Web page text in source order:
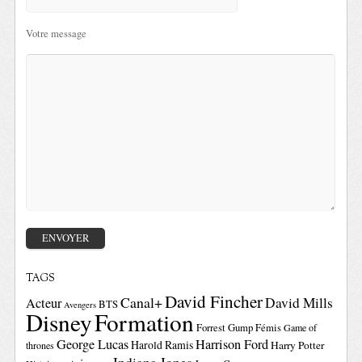
Votre message
TAGS
Acteur Avengers BTSCanal+David FincherDavid Mills
DisneyFormationForrest GumpFémis Game of
thrones George LucasHarold RamisHarrison FordHarry Potter